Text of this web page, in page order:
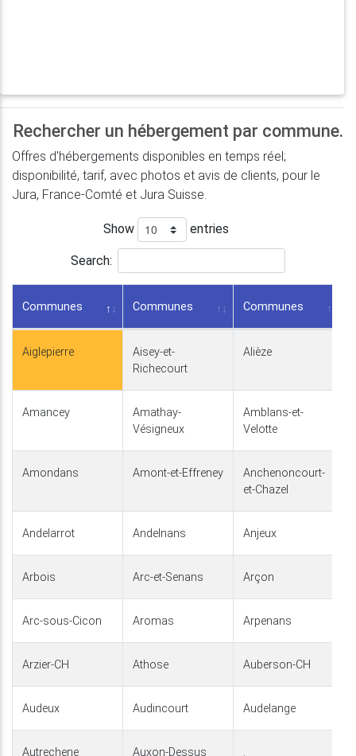
Rechercher un hébergement par commune.
Offres d'hébergements disponibles en temps réel;
disponibilité, tarif, avec photos et avis de clients, pour le
Jura, France-Comté et Jura Suisse.
Show entries
Search:
Communes Communes Communes
Aiglepierre
Aisey-et-
Richecourt
Alièze
Amancey
Amathay-
Vésigneux
Amblans-et-
Velotte
Amondans Amont-et-Effreney
Anchenoncourt-
et-Chazel
Andelarrot Andelnans Anjeux
Arbois Arc-et-Senans Arçon
Arc-sous-Cicon Aromas Arpenans
Arzier-CH Athose Auberson-CH
Audeux Audincourt Audelange
Autrechene Auxon-Dessus .